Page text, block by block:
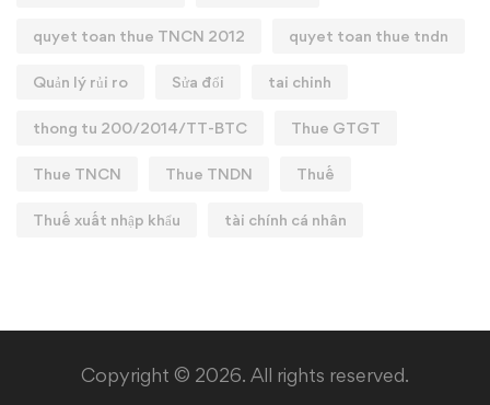
quyet toan thue TNCN 2012 quyet toan thue tndn
Quản lý rủi ro Sửa đổi tai chinh
thong tu 200/2014/TT-BTC Thue GTGT
Thue TNCN Thue TNDN Thuế
Thuế xuất nhập khẩu tài chính cá nhân
Copyright © 2026. All rights reserved.